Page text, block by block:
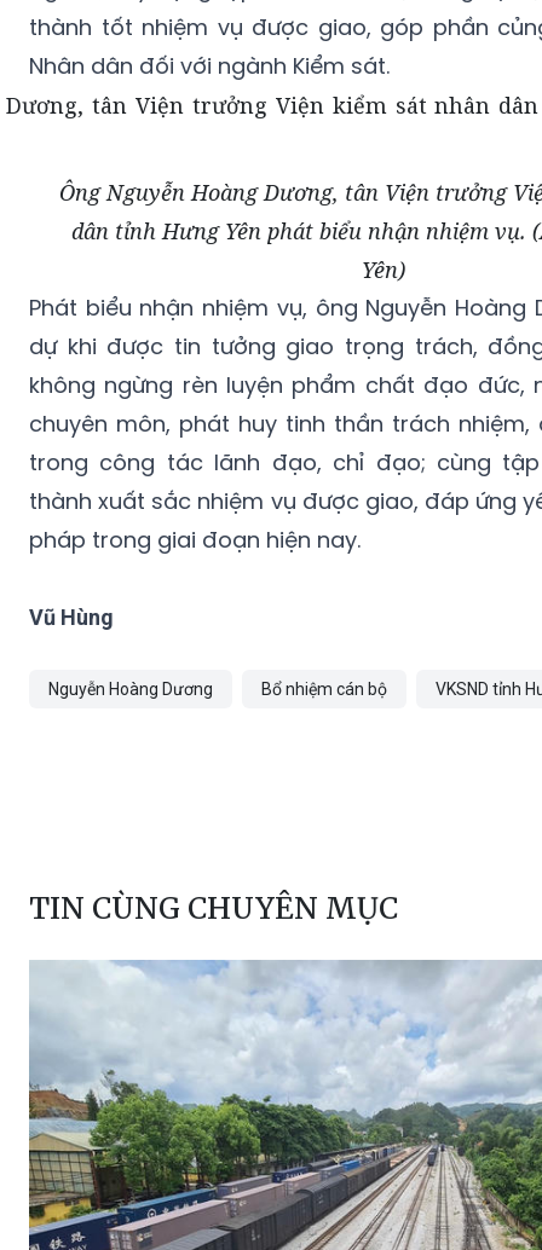
thành tốt nhiệm vụ được giao, góp phần
Nhân dân đối với ngành Kiểm sát.
Ông Nguyễn Hoàng Dương, tân Viện trưởng
dân tỉnh Hưng Yên phát biểu nhận nhiệm vụ.
Yên)
Phát biểu nhận nhiệm vụ, ông Nguyễn Hoàng
dự khi được tin tưởng giao trọng trách,
không ngừng rèn luyện phẩm chất đạo đức,
chuyên môn, phát huy tinh thần trách
trong công tác lãnh đạo, chỉ đạo; cùng
thành xuất sắc nhiệm vụ được giao, đáp ứng
pháp trong giai đoạn hiện nay.
Vũ Hùng
Nguyễn Hoàng Dương Bổ nhiệm cán bộ VKSND tỉnh
TIN CÙNG CHUYÊN MỤC